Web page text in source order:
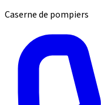
Caserne de pompiers